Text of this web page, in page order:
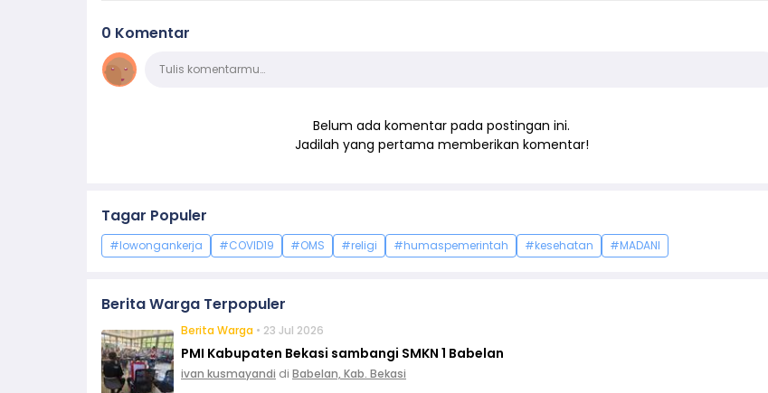
0 Komentar
KomentarTulis komentarmu…
Belum ada komentar pada postingan ini.
Jadilah yang pertama memberikan komentar!
Tagar Populer
#lowongankerja #COVID19 #OMS #religi #humaspemerintah #kesehatan #MADANI
Berita Warga Terpopuler
Berita Warga • 23 Jul 2026
PMI Kabupaten Bekasi sambangi SMKN 1 Babelan
ivan kusmayandi di Babelan, Kab. Bekasi